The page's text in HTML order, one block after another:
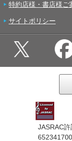
特約店様・書店様ご
サイトポリシー
JASRAC許